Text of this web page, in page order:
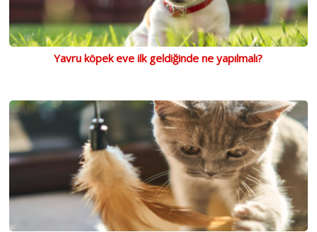
Yavru köpek eve ilk geldiğinde ne yapılmalı?